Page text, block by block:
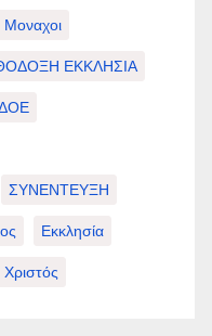
Μοναχοι
ΕΚΚΛΗΣΙΑ
ΣΥΝΕΝΤΕΥΞΗ
Εκκλησία
Χριστός